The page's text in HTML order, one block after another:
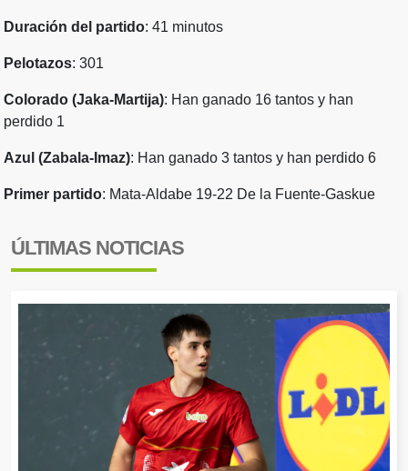
Duración del partido: 41 minutos
Pelotazos: 301
Colorado (Jaka-Martija): Han ganado 16 tantos y han
perdido 1
Azul (Zabala-Imaz): Han ganado 3 tantos y han perdido 6
Primer partido: Mata-Aldabe 19-22 De la Fuente-Gaskue
ÚLTIMAS NOTICIAS